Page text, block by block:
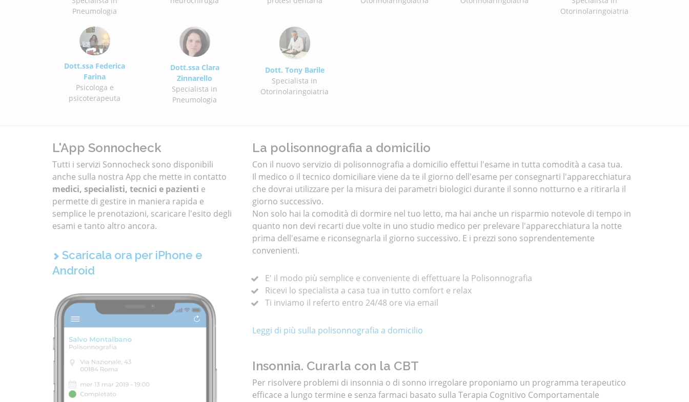
Pneumologia
Otorinolaringoiatria
Dott.ssa Federica
Farina
Psicologa e
psicoterapeuta
Dott.ssa Clara
Zinnarello
Specialista in
Pneumologia
Dott. Tony Barile
Specialista in
Otorinolaringoiatria
L'App Sonnocheck
Tutti i servizi Sonnocheck sono disponibili
anche sulla nostra App che mette in contatto
medici, specialisti, tecnici e pazienti e
permette di gestire in maniera rapida e
semplice le prenotazioni, scaricare l'esito degli
esami e tanto altro ancora.
Scaricala ora per iPhone e
Android
La polisonnografia a domicilio
Con il nuovo servizio di polisonnografia a domicilio effettui l'esame in tutta comodità a casa tua.
Il medico o il tecnico domiciliare viene da te il giorno dell'esame per consegnarti l'apparecchiatura
che dovrai utilizzare per la misura dei parametri biologici durante il sonno notturno e a ritirarla il
giorno successivo.
Non solo hai la comodità di dormire nel tuo letto, ma hai anche un risparmio notevole di tempo in
quanto non devi recarti due volte in uno studio medico per prelevare l'apparecchiatura la notte
prima dell'esame e riconsegnarla il giorno successivo. E i prezzi sono soprendentemente
convenienti.
E' il modo più semplice e conveniente di effettuare la Polisonnografia
Ricevi lo specialista a casa tua in tutto comfort e relax
Ti inviamo il referto entro 24/48 ore via email
Leggi di più sulla polisonnografia a domicilio
Insonnia. Curarla con la CBT
Per risolvere problemi di insonnia o di sonno irregolare proponiamo un programma terapeutico
efficace a lungo termine e senza farmaci basato sulla Terapia Cognitivo Comportamentale